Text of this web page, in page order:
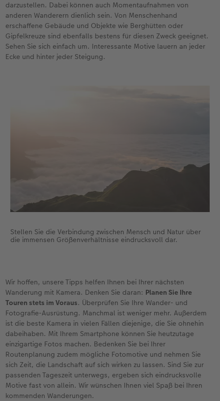
darzustellen. Dabei können auch Momentaufnahmen von
anderen Wanderern dienlich sein. Von Menschenhand
erschaffene Gebäude und Objekte wie Berghütten oder
Gipfelkreuze sind ebenfalls bestens für diesen Zweck geeignet.
Sehen Sie sich einfach um. Interessante Motive lauern an jeder
Ecke und hinter jeder Steigung.
Stellen Sie die Verbindung zwischen Mensch und Natur über
die immensen Größenverhältnisse eindrucksvoll dar.
Wir hoffen, unsere Tipps helfen Ihnen bei Ihrer nächsten
Wanderung mit Kamera. Denken Sie daran: Planen Sie Ihre
Touren stets im Voraus. Überprüfen Sie Ihre Wander- und
Fotografie-Ausrüstung. Manchmal ist weniger mehr. Außerdem
ist die beste Kamera in vielen Fällen diejenige, die Sie ohnehin
dabeihaben. Mit Ihrem Smartphone können Sie heutzutage
einzigartige Fotos machen. Bedenken Sie bei Ihrer
Routenplanung zudem mögliche Fotomotive und nehmen Sie
sich Zeit, die Landschaft auf sich wirken zu lassen. Sind Sie zur
passenden Tageszeit unterwegs, ergeben sich eindrucksvolle
Motive fast von allein. Wir wünschen Ihnen viel Spaß bei Ihren
kommenden Wanderungen.